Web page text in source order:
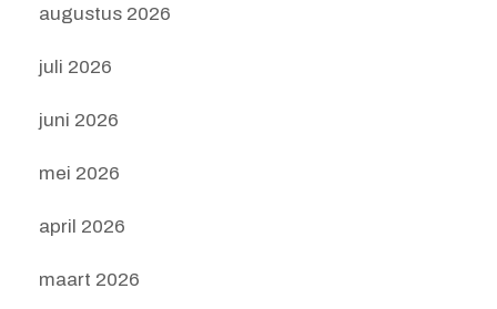
augustus 2026
juli 2026
juni 2026
mei 2026
april 2026
maart 2026